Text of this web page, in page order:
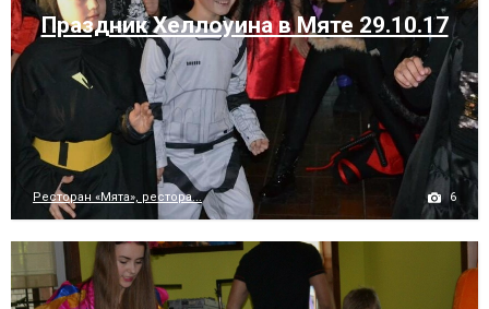
Праздник Хеллоуина в Мяте 29.10.17
Ресторан «Мята», рестора... 6